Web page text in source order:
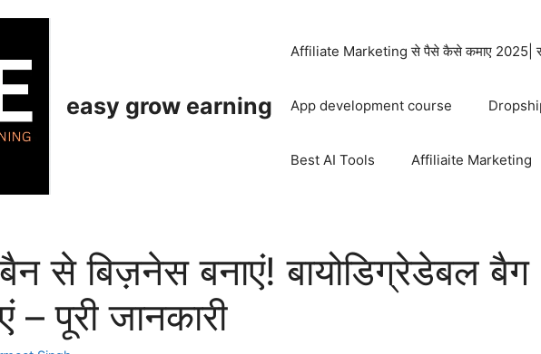
easy grow earning
Affiliate Marketing से पैसे कैसे कमाए 2025|
App development course
Best AI Tools Affiliaite Marketing
से बिज़नेस बनाएं! बायोडिग्रेडेबल बैग
– पूरी जानकारी